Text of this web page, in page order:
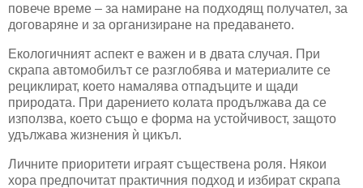
повече време – за намиране на подходящ получател, за
договаряне и за организиране на предаването.
Екологичният аспект е важен и в двата случая. При
скрапа автомобилът се разглобява и материалите се
рециклират, което намалява отпадъците и щади
природата. При дарението колата продължава да се
използва, което също е форма на устойчивост, защото
удължава жизнения ѝ цикъл.
Личните приоритети играят съществена роля. Някои
хора предпочитат практичния подход и избират скрапа